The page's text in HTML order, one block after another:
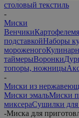
столовый текстиль
-
Миски
Венчики
подставкойНаборы
мороженого
таймерыВоронки
топоры, ножницы
-
Миски из
Миски эмальМиски
миксераСушилки для
-Миска для